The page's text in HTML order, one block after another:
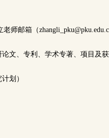
师邮箱（
文、专利、学术专著、项目及
划）